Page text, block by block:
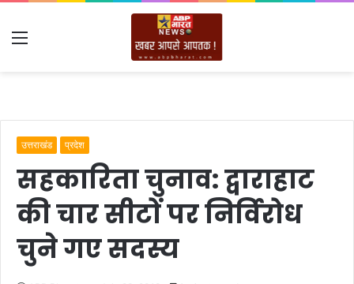
Menu
उत्तराखंड प्रदेश
सहकारिता चुनाव: द्वाराहाट
की चार सीटों पर निर्विरोध
चुने गए सदस्य